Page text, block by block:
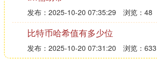
发布：2025-10-20 07:35:29 浏览：48
比特币哈希值有多少位
发布：2025-10-20 07:31:20 浏览：633